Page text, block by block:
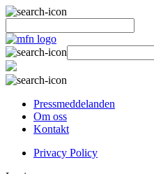
Pressmeddelanden
Om oss
Kontakt
Privacy Policy